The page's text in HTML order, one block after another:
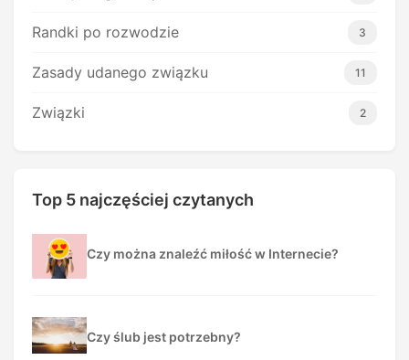
Randki po rozwodzie 3
Zasady udanego związku 11
Związki 2
Top 5 najczęściej czytanych
Czy można znaleźć miłość w Internecie?
Czy ślub jest potrzebny?